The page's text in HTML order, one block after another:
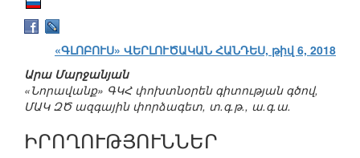
«ԳԼՈԲՈՒՍ» ՎԵՐԼՈՒԾԱԿԱՆ ՀԱՆԴԵՍ, թիվ 6, 2018
Արա Մարջանյան
«Նորավանք» ԳԿՀ փոխտնօրեն գիտության գծով,
ՄԱԿ ԶԾ ազգային փորձագետ, տ.գ.թ., ա.գ.ա.
ԻՐՈՂՈՒԹՅՈՒՆՆԵՐ